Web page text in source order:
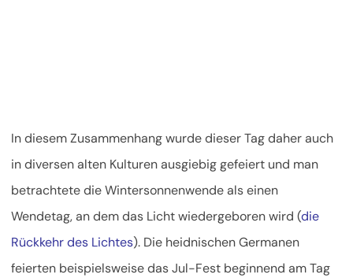
In diesem Zusammenhang wurde dieser Tag daher auch
in diversen alten Kulturen ausgiebig gefeiert und man
betrachtete die Wintersonnenwende als einen
Wendetag, an dem das Licht wiedergeboren wird (die
Rückkehr des Lichtes). Die heidnischen Germanen
feierten beispielsweise das Jul-Fest beginnend am Tag